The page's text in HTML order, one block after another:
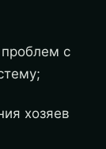
проблем с
хозяев